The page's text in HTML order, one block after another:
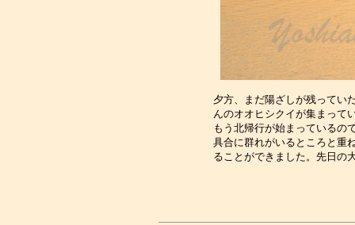
夕方、まだ陽ざしが残ってい
んのオオヒシクイが集まって
もう北帰行が始まっているの
具合に群れがいるところと重